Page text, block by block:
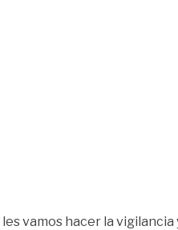
vamos hacer la